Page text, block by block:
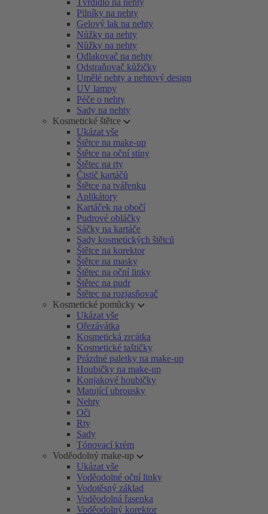
Tvrdidlo na nehty
Pilníky na nehty
Gelový lak na nehty
Nůžky na nehty
Nůžky na nehty
Odlakovač na nehty
Odstraňovač kůžičky
Umělé nehty a nehtový design
UV lampy
Péče o nehty
Sady na nehty
Kosmetické štětce
Ukázat vše
Štětce na make-up
Štětce na oční stíny
Štětec na rty
Čistič kartáčů
Štětce na tvářenku
Aplikátory
Kartáček na obočí
Pudrové obláčky
Sáčky na kartáče
Sady kosmetických štětců
Štětce na korektor
Štětce na masky
Štětec na oční linky
Štětec na pudr
Štětec na rozjasňovač
Kosmetické pomůcky
Ukázat vše
Ořezávátka
Kosmetická zrcátka
Kosmetické taštičky
Prázdné paletky na make-up
Houbičky na make-up
Konjakové houbičky
Matující ubrousky
Nehty
Oči
Rty
Sady
Tónovací krém
Voděodolný make-up
Ukázat vše
Voděodolné oční linky
Vodotěsný základ
Voděodolná řasenka
Voděodolný korektor